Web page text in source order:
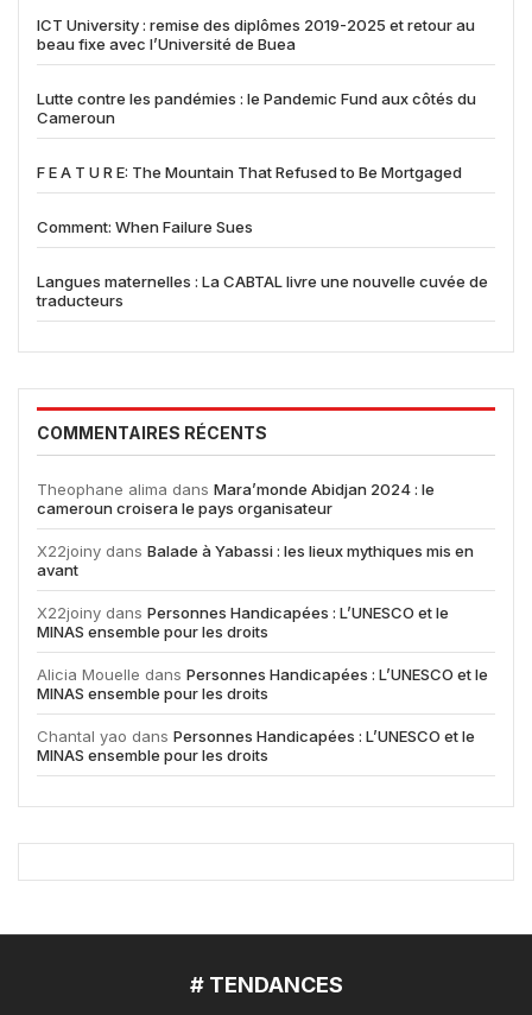
ICT University : remise des diplômes 2019-2025 et retour au
beau fixe avec l’Université de Buea
Lutte contre les pandémies : le Pandemic Fund aux côtés du
Cameroun
F E A T U R E: The Mountain That Refused to Be Mortgaged
Comment: When Failure Sues
Langues maternelles : La CABTAL livre une nouvelle cuvée de
traducteurs
COMMENTAIRES RÉCENTS
Theophane alima dans Mara’monde Abidjan 2024 : le
cameroun croisera le pays organisateur
X22joiny dans Balade à Yabassi : les lieux mythiques mis en
avant
X22joiny dans Personnes Handicapées : L’UNESCO et le
MINAS ensemble pour les droits
Alicia Mouelle dans Personnes Handicapées : L’UNESCO et le
MINAS ensemble pour les droits
Chantal yao dans Personnes Handicapées : L’UNESCO et le
MINAS ensemble pour les droits
# TENDANCES